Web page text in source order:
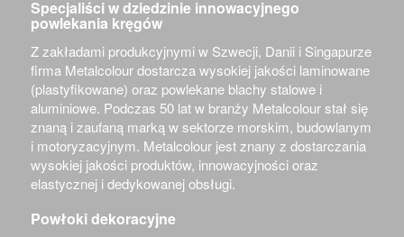
Specjaliści w dziedzinie innowacyjnego
powlekania kręgów
Z zakładami produkcyjnymi w Szwecji, Danii i Singapurze
firma Metalcolour dostarcza wysokiej jakości laminowane
(plastyfikowane) oraz powlekane blachy stalowe i
aluminiowe. Podczas 50 lat w branży Metalcolour stał się
znaną i zaufaną marką w sektorze morskim, budowlanym
i motoryzacyjnym. Metalcolour jest znany z dostarczania
wysokiej jakości produktów, innowacyjności oraz
elastycznej i dedykowanej obsługi.
Powłoki dekoracyjne